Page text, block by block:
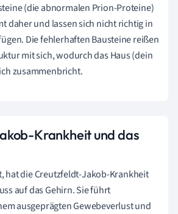
(die abnormalen Prion-Proteine)
daher und lassen sich nicht richtig in
Die fehlerhaften Bausteine reißen
mit sich, wodurch das Haus (dein
zusammenbricht.
Krankheit und das
hat die Creutzfeldt-Jakob-Krankheit
auf das Gehirn. Sie führt
ausgeprägten Gewebeverlust und